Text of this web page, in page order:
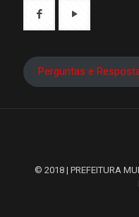
Perguntas e
© 2018 | PREFEITURA